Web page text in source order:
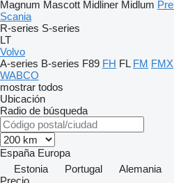
Magnum Mascott Midliner Midlum
Scania
R-series S-series
LT
Volvo
A-series B-series F89 FH FL FM FMX
WABCO
mostrar todos
Ubicación
Radio de búsqueda
España Europa
Estonia
Portugal
Alemania
Precio